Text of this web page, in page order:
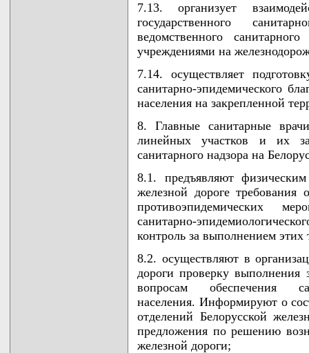
7.13. организует
государственного
ведомственного
учреждениями на
7.14. осуществляет
санитарно-эпидемического
населения на закрепленной
8. Главные санитарные
линейных участков и их
санитарного надзора на
8.1. предъявляют
железной дороге требования
противоэпидемических
санитарно-
контроль за выполнением этих
8.2. осуществляют в
дороги проверку выполнения
вопросам обеспечения
населения. Информируют о
отделений Белорусской
предложения по решению
железной дороги;